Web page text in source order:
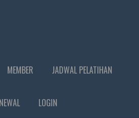
MEMBER JADWAL PELATIHAN
LOGIN